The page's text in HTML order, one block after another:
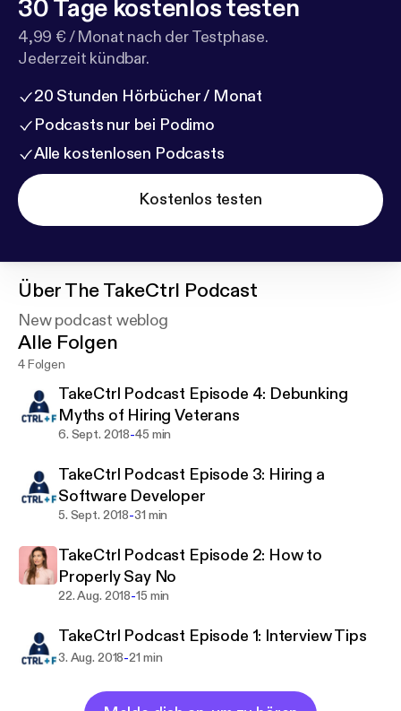
30 Tage kostenlos testen
4,99 € / Monat nach der Testphase.
Jederzeit kündbar.
20 Stunden Hörbücher / Monat
Podcasts nur bei Podimo
Alle kostenlosen Podcasts
Kostenlos testen
ÜberThe TakeCtrl Podcast
New podcast weblog
Alle Folgen
4 Folgen
TakeCtrl Podcast Episode 4: Debunking
Myths of Hiring Veterans
6. Sept. 2018-45 min
TakeCtrl Podcast Episode 3: Hiring a
Software Developer
5. Sept. 2018-31 min
TakeCtrl Podcast Episode 2: How to
Properly Say No
22. Aug. 2018-15 min
TakeCtrl Podcast Episode 1: Interview Tips
3. Aug. 2018-21 min